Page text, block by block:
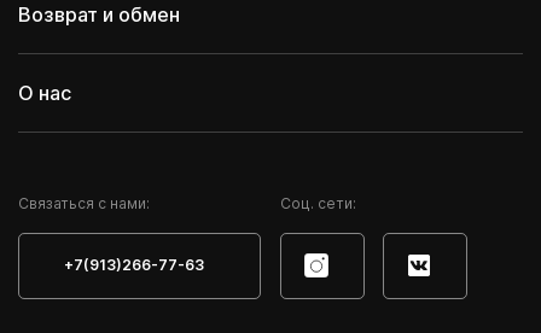
Возврат и обмен
О нас
Cвязаться с нами:
+7(913)266-77-63
Соц. сети: